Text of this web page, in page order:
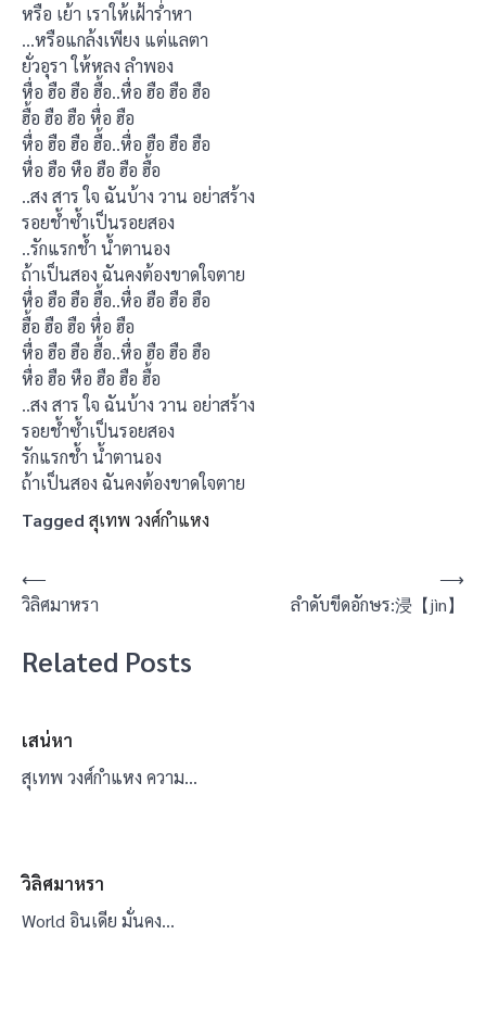
หรือ เย้า เราให้เฝ้าร่ำหา
…หรือแกล้งเพียง แต่แลตา
ยั่วอุรา ให้หลง ลำพอง
หื่อ ฮือ ฮือ ฮื้อ..หื่อ ฮือ ฮือ ฮือ
ฮื้อ ฮือ ฮือ หื่อ ฮือ
หื่อ ฮือ ฮือ ฮื้อ..หื่อ ฮือ ฮือ ฮือ
หื่อ ฮือ หือ ฮือ ฮือ ฮื้อ
..สง สาร ใจ ฉันบ้าง วาน อย่าสร้าง
รอยช้ำซ้ำเป็นรอยสอง
..รักแรกช้ำ น้ำตานอง
ถ้าเป็นสอง ฉันคงต้องขาดใจตาย
หื่อ ฮือ ฮือ ฮื้อ..หื่อ ฮือ ฮือ ฮือ
ฮื้อ ฮือ ฮือ หื่อ ฮือ
หื่อ ฮือ ฮือ ฮื้อ..หื่อ ฮือ ฮือ ฮือ
หื่อ ฮือ หือ ฮือ ฮือ ฮื้อ
..สง สาร ใจ ฉันบ้าง วาน อย่าสร้าง
รอยช้ำซ้ำเป็นรอยสอง
รักแรกช้ำ น้ำตานอง
ถ้าเป็นสอง ฉันคงต้องขาดใจตาย
Tagged สุเทพ วงศ์กำแหง
แนะแนว
เรื่อง
⟵
วิลิศมาหรา
ลำดับขีดอักษร:浸【jìn】
⟶
Related Posts
เสน่หา
สุเทพ วงศ์กำแหง ความ…
วิลิศมาหรา
World อินเดีย มั่นคง…